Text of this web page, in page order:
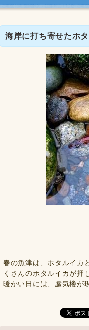
海岸に打ち寄せたホ
春の魚津は、ホタルイカ
くさんのホタルイカが押
暖かい日には、蜃気楼が